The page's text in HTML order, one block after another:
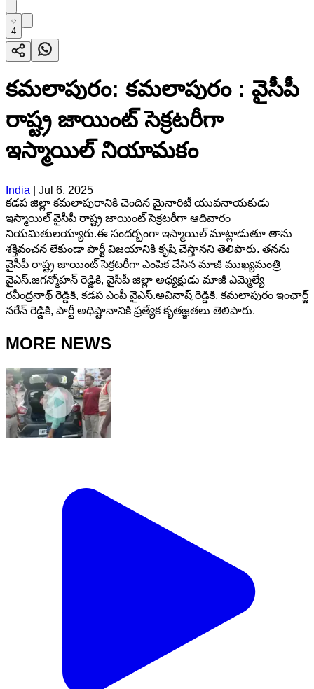
4
కమలాపురం: కమలాపురం : వైసీపీ
రాష్ట్ర జాయింట్ సెక్రటరీగా
ఇస్మాయిల్ నియామకం
India
Jul 6, 2025
కడప జిల్లా కమలాపురానికి చెందిన మైనారిటీ యువనాయకుడు
ఇస్మాయిల్ వైసీపీ రాష్ట్ర జాయింట్ సెక్రటరీగా ఆదివారం
నియమితులయ్యారు.ఈ సందర్బంగా ఇస్మాయిల్ మాట్లాడుతూ తాను
శక్తివంచన లేకుండా పార్టీ విజయానికి కృషి చేస్తానని తెలిపారు. తనను
వైసీపీ రాష్ట్ర జాయింట్ సెక్రటరీగా ఎంపిక చేసిన మాజీ ముఖ్యమంత్రి
వైఎస్.జగన్మోహన్ రెడ్డికి, వైసీపీ జిల్లా అధ్యక్షుడు మాజీ ఎమ్మెల్యే
రవీంద్రనాథ్ రెడ్డికి, కడప ఎంపీ వైఎస్.అవినాష్ రెడ్డికి, కమలాపురం ఇంఛార్జ్
నరేన్ రెడ్డికి, పార్టీ అధిష్టానానికి ప్రత్యేక కృతజ్ఞతలు తెలిపారు.
MORE NEWS